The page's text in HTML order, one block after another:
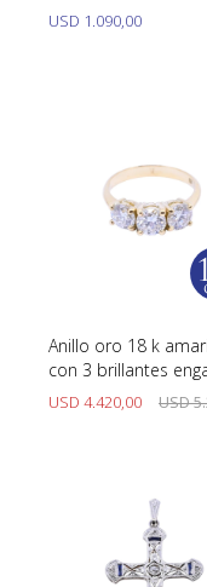
USD 1.090,00
Anillo oro 18 k
con 3 brillantes
puntas
USD 4.420,00 USD